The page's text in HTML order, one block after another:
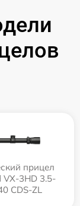
прицел
VX-3HD 3.5-
CDS-ZL